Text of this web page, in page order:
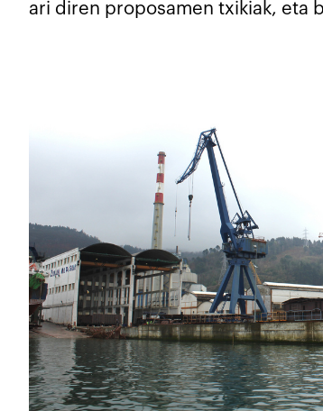
ari diren proposamen txikiak, eta